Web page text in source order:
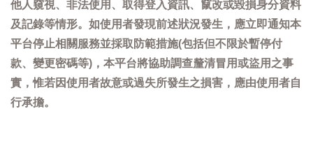
他人窺視、非法使用、取得登入資訊、竄改或毀損身分資料
及記錄等情形。如使用者發現前述狀況發生，應立即通知本
平台停止相關服務並採取防範措施(包括但不限於暫停付
款、變更密碼等)，本平台將協助調查釐清冒用或盜用之事
實，惟若因使用者故意或過失所發生之損害，應由使用者自
行承擔。